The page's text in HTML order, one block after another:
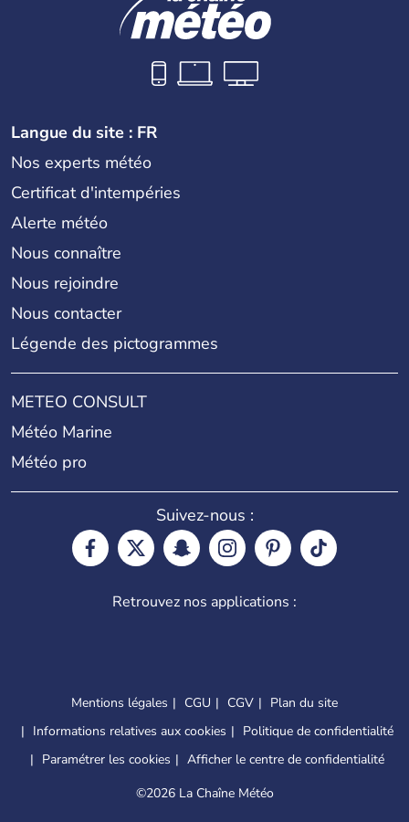
Langue du site : FR
Nos experts météo
Certificat d'intempéries
Alerte météo
Nous connaître
Nous rejoindre
Nous contacter
Légende des pictogrammes
METEO CONSULT
Météo Marine
Météo pro
Suivez-nous :
Retrouvez nos applications :
Mentions légales CGU CGV
Plan du site
Informations relatives aux cookies
Politique de confidentialité
Paramétrer les cookies
Afficher le centre de confidentialité
©2026 La Chaîne Météo